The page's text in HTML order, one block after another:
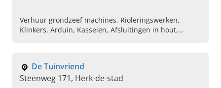
Verhuur grondzeef machines, Rioleringswerken,
Klinkers, Arduin, Kasseien, Afsluitingen in hout,
De Tuinvriend
Steenweg 171, Herk-de-stad